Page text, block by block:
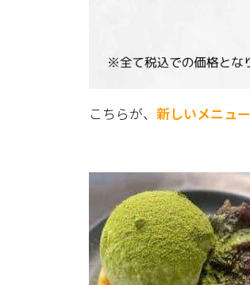
こちらが、 新しいメニュー